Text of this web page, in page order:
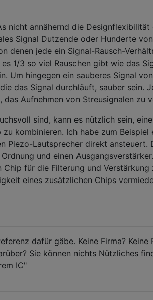
nicht annähernd die
Signal Dutzende oder Hunderte
denen jede ein Signal-Rausch-
1/3 so viel Rauschen gibt wie das
Um hingegen ein sauberes Signal
das Signal durchläuft, sauber sein.
Aufnehmen von Streusignalen zu
sind, kann es nützlich sein,
kombinieren. Ich habe zum Beispiel
Piezo-Lautsprecher direkt ansteuert.
und einen
Chip für die Filterung und
eines zusätzlichen Chips
dafür gäbe. Keine Firma? Keine
Sie können nichts Nützliches
IC"